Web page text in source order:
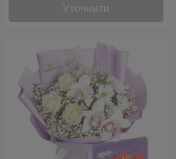
Уточнити